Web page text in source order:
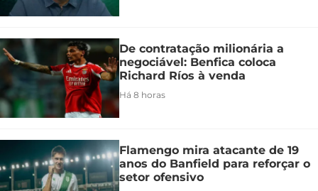
De contratação milionária a
negociável: Benfica coloca
Richard Ríos à venda
Há 8 horas
Flamengo mira atacante de 19
anos do Banfield para reforçar o
setor ofensivo